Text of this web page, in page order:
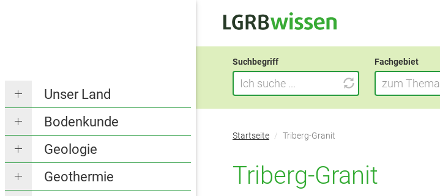
Unser Land
Bodenkunde
Geologie
Geothermie
Suchbegriff Fachgebiet
zum Thema
Startseite Triberg-Granit
Triberg-Granit